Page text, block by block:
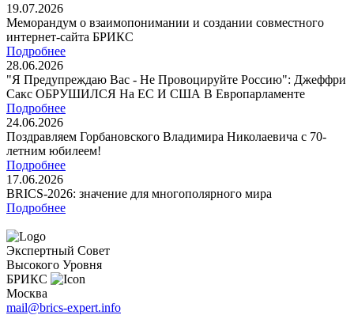
19.07.2026
Меморандум о взаимопонимании и создании совместного
интернет-сайта БРИКС
Подробнее
28.06.2026
"Я Предупреждаю Вас - Не Провоцируйте Россию": Джеффри
Сакс ОБРУШИЛСЯ На ЕС И США В Европарламенте
Подробнее
24.06.2026
Поздравляем Горбановского Владимира Николаевича с 70-
летним юбилеем!
Подробнее
17.06.2026
BRICS-2026: значение для многополярного мира
Подробнее
Экспертный Совет
Высокого Уровня
БРИКС
Москва
mail@brics-expert.info